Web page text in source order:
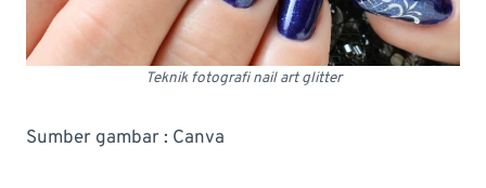
Teknik fotografi nail art glitter
Sumber gambar : Canva